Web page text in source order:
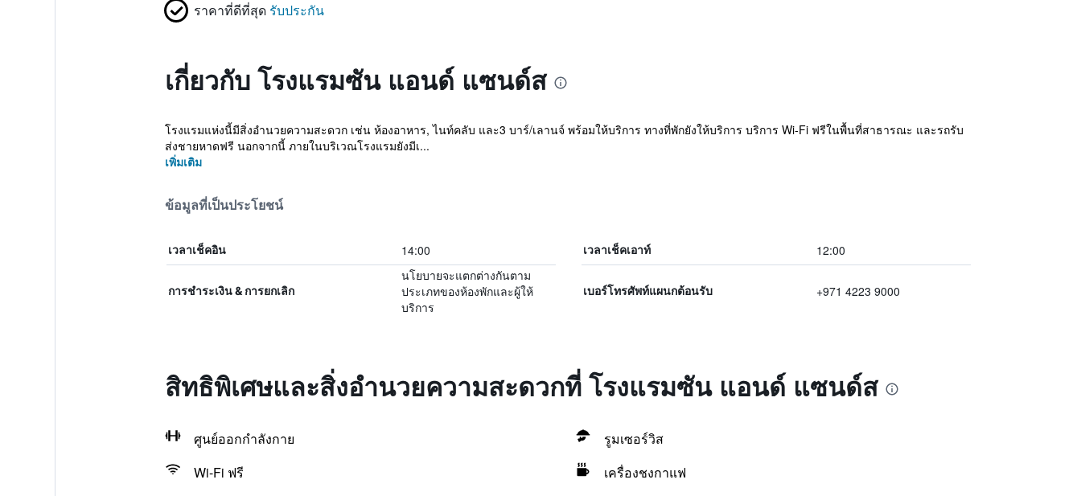
ราคาที่ดีที่สุด รับประกัน
เกี่ยวกับ โรงแรมซัน แอนด์ แซนด์ส
โรงแรมแห่งนี้มีสิ่งอำนวยความสะดวก เช่น ห้องอาหาร, ไนท์คลับ และ3 บาร์/เลานจ์ พร้อมให้บริการ ทางที่พักยังให้บริการ บริการ Wi-Fi ฟรีในพื้นที่สาธารณะ และรถรับ
ส่งชายหาดฟรี นอกจากนี้ ภายในบริเวณโรงแรมยังมีเ...
เพิ่มเติม
ข้อมูลที่เป็นประโยชน์
เวลาเช็คอิน 14:00 เวลาเช็คเอาท์ 12:00
การชำระเงิน & การยกเลิก
นโยบายจะแตกต่างกันตาม
ประเภทของห้องพักและผู้ให้
บริการ
เบอร์โทรศัพท์แผนกต้อนรับ +971 4223 9000
สิทธิพิเศษและสิ่งอำนวยความสะดวกที่ โรงแรมซัน แอนด์ แซนด์ส
ศูนย์ออกกำลังกาย
รูมเซอร์วิส
Wi-Fi ฟรี
เครื่องชงกาแฟ